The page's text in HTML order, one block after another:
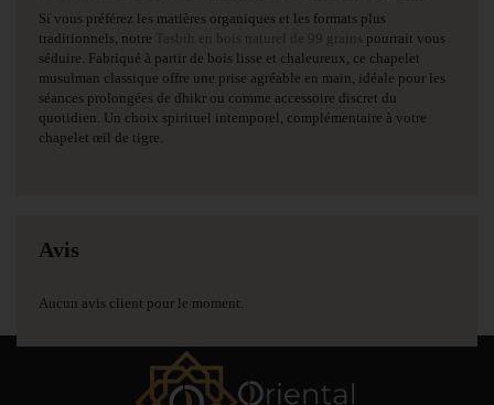
Si vous préférez les matières organiques et les formats plus
traditionnels, notre
Tasbih en bois naturel de 99 grains
pourrait vous
séduire. Fabriqué à partir de bois lisse et chaleureux, ce chapelet
musulman classique offre une prise agréable en main, idéale pour les
séances prolongées de dhikr ou comme accessoire discret du
quotidien. Un choix spirituel intemporel, complémentaire à votre
chapelet œil de tigre.
Avis
Aucun avis client pour le moment.